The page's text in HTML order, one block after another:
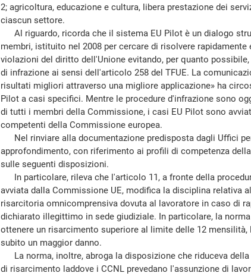
2; agricoltura, educazione e cultura, libera prestazione dei
ciascun settore.
Al riguardo, ricorda che il sistema EU Pilot è un dialogo
membri, istituito nel 2008 per cercare di risolvere
violazioni del diritto dell'Unione evitando, per quanto
di infrazione ai sensi dell'articolo 258 del TFUE. La
risultati migliori attraverso una migliore applicazione» ha
Pilot a casi specifici. Mentre le procedure d'infrazione sono
di tutti i membri della Commissione, i casi EU Pilot sono
competenti della Commissione europea.
Nel rinviare alla documentazione predisposta dagli Uffici
approfondimento, con riferimento ai profili di competenza
sulle seguenti disposizioni.
In particolare, rileva che l'articolo 11, a fronte della
avviata dalla Commissione UE, modifica la disciplina relativa
risarcitoria omnicomprensiva dovuta al lavoratore in caso di
dichiarato illegittimo in sede giudiziale. In particolare, la
ottenere un risarcimento superiore al limite delle 12 mensilità,
subito un maggior danno.
La norma, inoltre, abroga la disposizione che riduceva
di risarcimento laddove i CCNL prevedano l'assunzione di